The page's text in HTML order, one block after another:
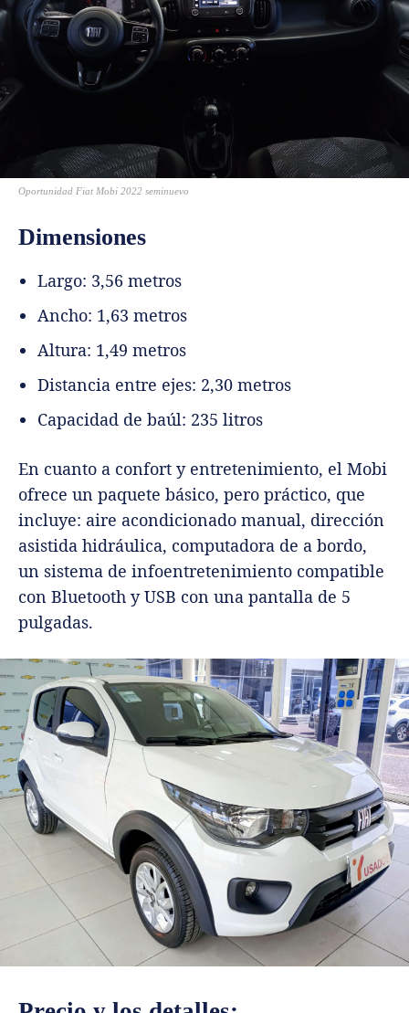
Oportunidad Fiat Mobi 2022 seminuevo
Dimensiones
Largo: 3,56 metros
Ancho: 1,63 metros
Altura: 1,49 metros
Distancia entre ejes: 2,30 metros
Capacidad de baúl: 235 litros
En cuanto a confort y entretenimiento, el Mobi
ofrece un paquete básico, pero práctico, que
incluye: aire acondicionado manual, dirección
asistida hidráulica, computadora de a bordo,
un sistema de infoentretenimiento compatible
con Bluetooth y USB con una pantalla de 5
pulgadas.